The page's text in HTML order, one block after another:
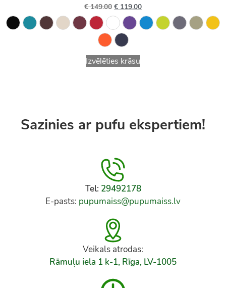
€149.00 € 119.00
Izvēlēties krāsu
Sazinies ar pufu ekspertiem!
Tel: 29492178
E-pasts: pupumaiss@pupumaiss.lv
Veikals atrodas:
Rāmuļu iela 1 k-1, Rīga, LV-1005